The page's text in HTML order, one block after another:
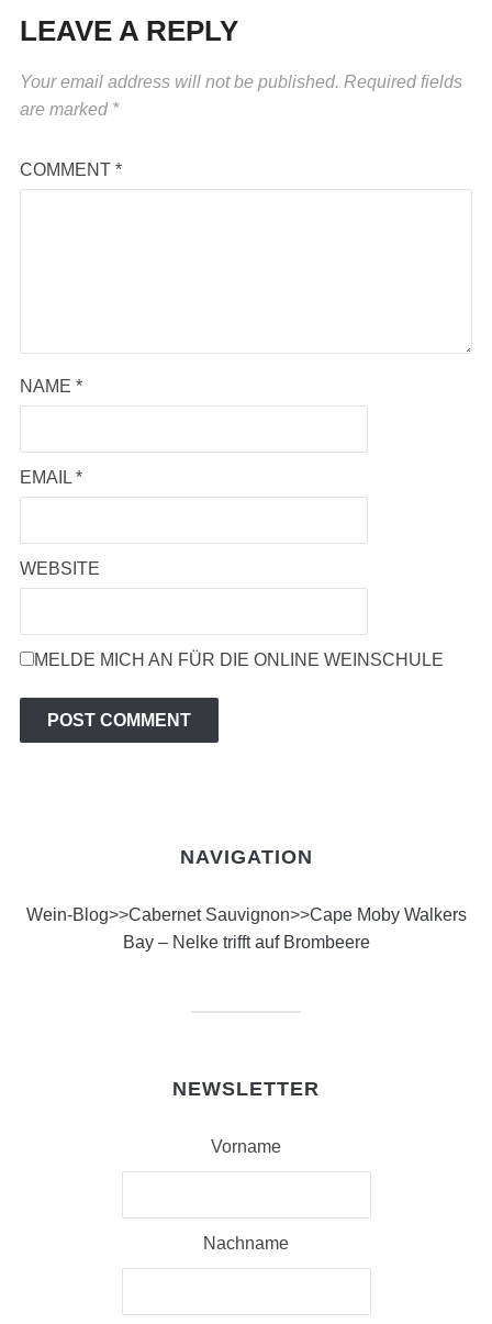
LEAVE A REPLY
Your email address will not be published. Required fields
are marked *
COMMENT *
NAME *
EMAIL *
WEBSITE
MELDE MICH AN FÜR DIE ONLINE WEINSCHULE
NAVIGATION
Wein-Blog>>Cabernet Sauvignon>>Cape Moby Walkers
Bay – Nelke trifft auf Brombeere
NEWSLETTER
Vorname
Nachname